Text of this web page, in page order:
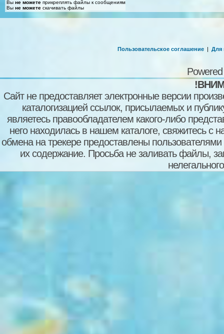
Вы не можете прикреплять файлы к сообщениям
Вы не можете скачивать файлы
Пользовательское соглашение | Для
Сайт не предоставляет электронные версии
каталогизацией ссылок, присылаемых и
являетесь правообладателем какого-либо
него находилась в нашем каталоге, свяжитесь
обмена на трекере предоставлены пользователями
их содержание. Просьба не заливать файлы,